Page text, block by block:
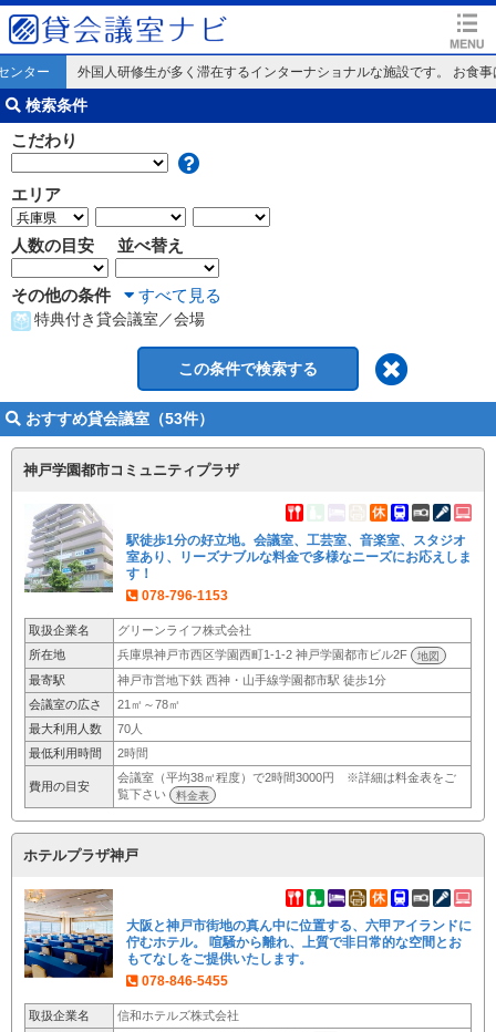
ター 外国人研修生が多く滞在するインターナショナルな施設です。 お食事
検索条件
こだわり
エリア
人数の目安 並べ替え
その他の条件 すべて見る
特典付き貸会議室／会場
おすすめ貸会議室（53件）
神戸学園都市コミュニティプラザ
駅徒歩1分の好立地。会議室、工芸室、音楽室、スタジオ
室あり、リーズナブルな料金で多様なニーズにお応えしま
す！
078-796-1153
取扱企業名
グリーンライフ株式会社
所在地
兵庫県神戸市西区学園西町1-1-2 神戸学園都市ビル2F 地図
最寄駅
神戸市営地下鉄 西神・山手線学園都市駅 徒歩1分
会議室の広さ
21㎡～78㎡
最大利用人数
70人
最低利用時間
2時間
費用の目安
会議室（平均38㎡程度）で2時間3000円 ※詳細は料金表をご
覧下さい
料金表
ホテルプラザ神戸
大阪と神戸市街地の真ん中に位置する、六甲アイランドに
佇むホテル。 喧騒から離れ、上質で非日常的な空間とお
もてなしをご提供いたします。
078-846-5455
取扱企業名
信和ホテルズ株式会社